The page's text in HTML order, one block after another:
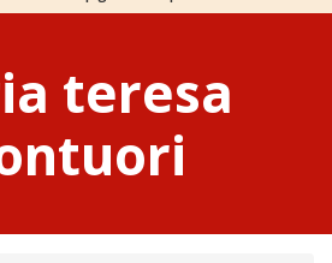
teresa